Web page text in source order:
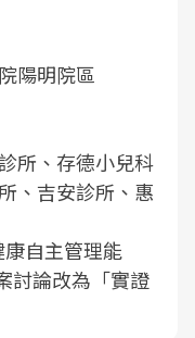
陽明院區
所、存德小兒科
、吉安診所、惠
自主管理能
討論改為「實證